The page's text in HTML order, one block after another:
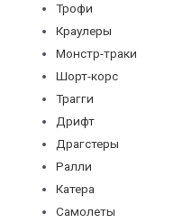
Трофи
Краулеры
Монстр-траки
Шорт-корс
Трагги
Дрифт
Драгстеры
Ралли
Катера
Самолеты